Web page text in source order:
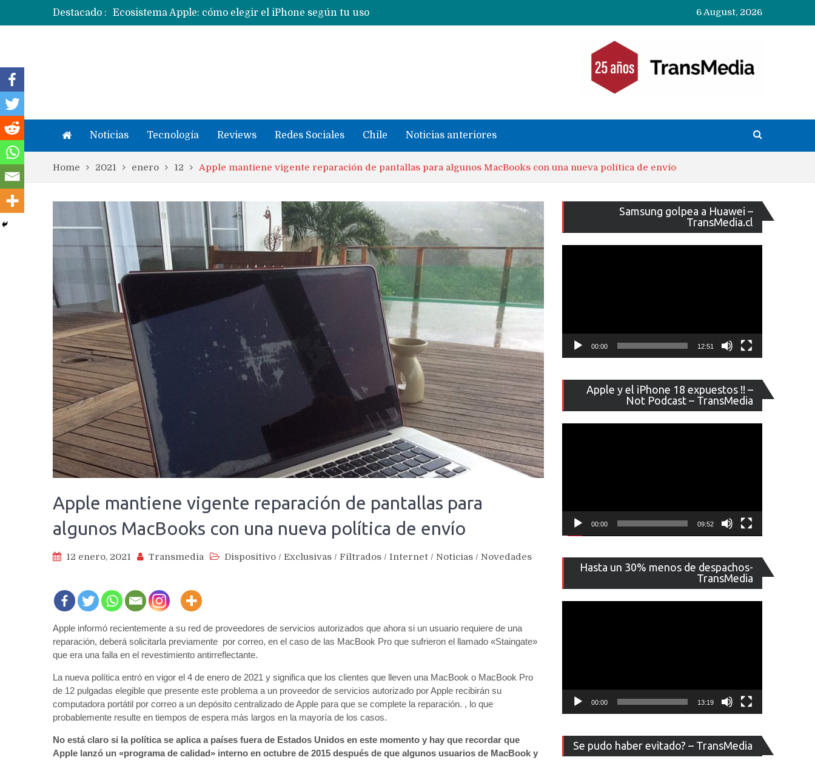
Destacado :
Apple dice que más ex empleados se llevaron datos confidenciales a OpenAI
6 August, 2026
Noticias Tecnología Reviews Redes Sociales Chile Noticias anteriores
Home 2021 enero 12 Apple mantiene vigente reparación de pantallas para algunos MacBooks con una nueva política de envío
Apple mantiene vigente reparación de pantallas para
algunos MacBooks con una nueva política de envío
12 enero, 2021 Transmedia Dispositivo / Exclusivas / Filtrados / Internet / Noticias / Novedades
Apple informó recientemente a su red de proveedores de servicios autorizados que ahora si un usuario requiere de una
reparación, deberá solicitarla previamente por correo, en el caso de las MacBook Pro que sufrieron el llamado «Staingate»
que era una falla en el revestimiento antirreflectante.
La nueva política entró en vigor el 4 de enero de 2021 y significa que los clientes que lleven una MacBook o MacBook Pro
de 12 pulgadas elegible que presente este problema a un proveedor de servicios autorizado por Apple recibirán su
computadora portátil por correo a un depósito centralizado de Apple para que se complete la reparación. , lo que
probablemente resulte en tiempos de espera más largos en la mayoría de los casos.
No está claro si la política se aplica a países fuera de Estados Unidos en este momento y hay que recordar que
Apple lanzó un «programa de calidad» interno en octubre de 2015 después de que algunos usuarios de MacBook y
Samsung golpea a Huawei –
TransMedia.cl
de
vídeo
00:00 12:51
Apple y el iPhone 18 expuestos !! –
Not Podcast – TransMedia
de
vídeo
00:00 09:52
Hasta un 30% menos de despachos-
TransMedia
de
vídeo
00:00 13:19
Se pudo haber evitado? – TransMedia
de